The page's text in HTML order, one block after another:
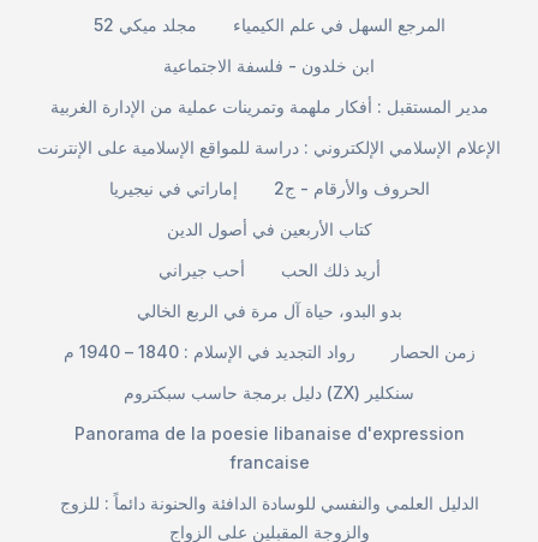
مجلد ميكي 52
المرجع السهل في علم الكيمياء
ابن خلدون - فلسفة الاجتماعية
مدير المستقبل : أفكار ملهمة وتمرينات عملية من الإدارة الغربية
الإعلام الإسلامي الإلكتروني : دراسة للمواقع الإسلامية على الإنترنت
إماراتي في نيجيريا
الحروف والأرقام - ج2
كتاب الأربعين في أصول الدين
أحب جيراني
أريد ذلك الحب
بدو البدو، حياة آل مرة في الربع الخالي
رواد التجديد في الإسلام : 1840 – 1940 م
زمن الحصار
دليل برمجة حاسب سبكتروم (ZX) سنكلير
Panorama de la poesie libanaise d'expression
francaise
الدليل العلمي والنفسي للوسادة الدافئة والحنونة دائماً : للزوج
والزوجة المقبلين على الزواج